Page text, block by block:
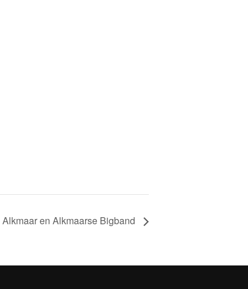
en Alkmaarse Bigband